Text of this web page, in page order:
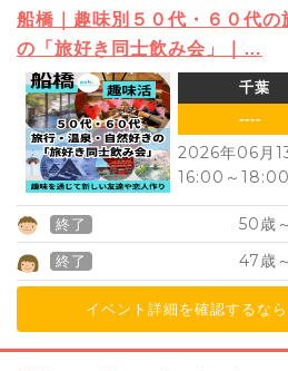
船橋｜趣味別５０代・６０代の
の「旅好き同士飲み会」｜…
千葉
----
2026年06月
16:00 ～ 18:00
終了 50歳～
終了 47歳～
イベント詳細を確認するな